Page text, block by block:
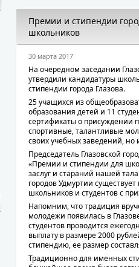
Премии и стипендии
школьников
30 марта 2017
На очередном заседании
утвердили кандидатуры
стипендии города Глазова.
25 учащихся из
образования детей и 11
сертификаты о присуждении
спортивные, талантливые
своих учебных заведений, но
Председатель Глазовской
«Премии и стипендии для
заслуг и стараний нашей
городов Удмуртии
школьников и студентов с
Напомним, что традиция
молодежи появилась в
студентов проводится
выплату в размере 2000
стипендию, ее размер
Традиционно для именных